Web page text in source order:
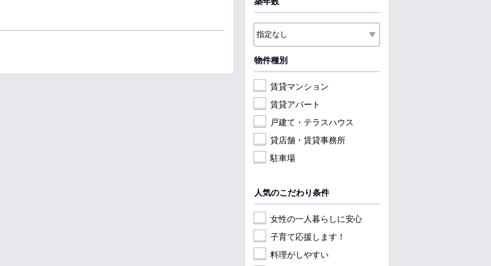
物件種別
賃貸マンション
賃貸アパート
戸建て・テラスハウス
貸店舗・賃貸事務所
駐車場
人気のこだわり条件
女性の一人暮らしに安心
子育て応援します！
料理がしやすい